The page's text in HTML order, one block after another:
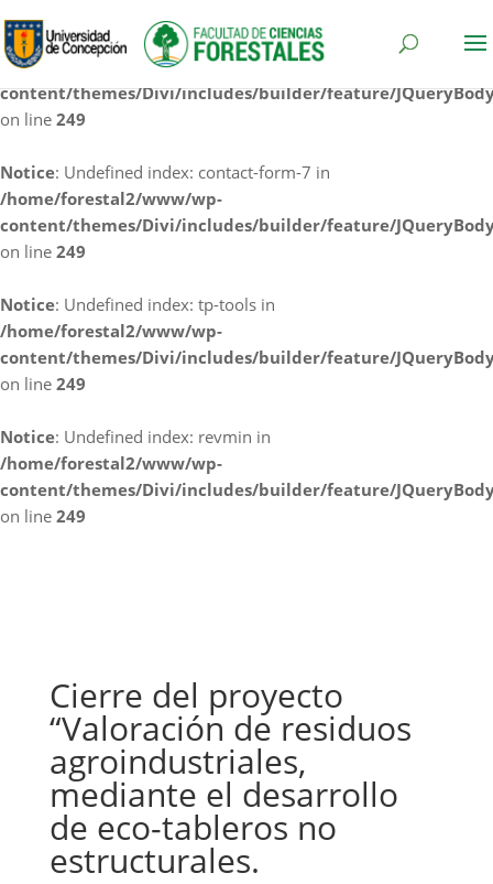
Notice: Undefined index: cf7rl-redirect_method in
/home/forestal2/www/wp-
content/themes/Divi/includes/builder/feature/
on line 249
Notice: Undefined index: contact-form-7 in
/home/forestal2/www/wp-
content/themes/Divi/includes/builder/feature/
on line 249
Notice: Undefined index: tp-tools in
/home/forestal2/www/wp-
content/themes/Divi/includes/builder/feature/
on line 249
Notice: Undefined index: revmin in
/home/forestal2/www/wp-
content/themes/Divi/includes/builder/feature/
on line 249
Cierre del proyecto
“Valoración de residuos
agroindustriales,
mediante el desarrollo
de eco-tableros no
estructurales.